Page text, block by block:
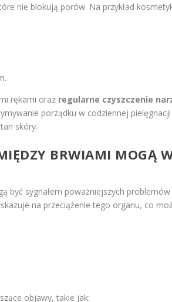
nie blokują porów. Na przykład
rękami oraz regularne czyszczenie
porządku w codziennej
skóry.
BRWIAMI MOGĄ
być sygnałem poważniejszych
na przeciążenie tego organu, co
objawy, takie jak: